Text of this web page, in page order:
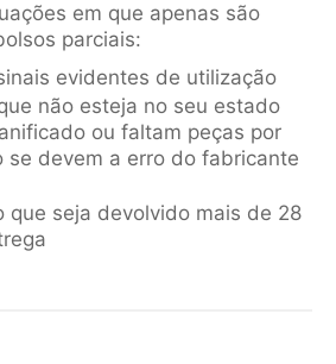
em que apenas são
parciais:
evidentes de utilização
não esteja no seu estado
ou faltam peças por
se devem a erro do fabricante
que seja devolvido mais de 28